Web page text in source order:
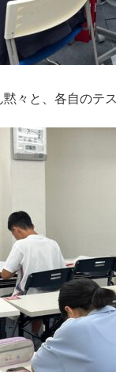
黙々と、各自のテ